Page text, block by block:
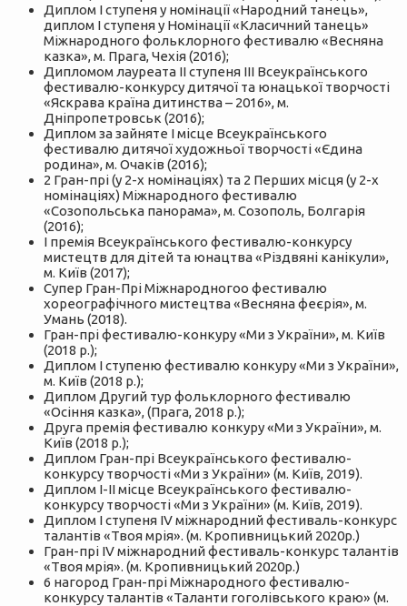
Диплом І ступеня у номінації «Народний танець»,
диплом І ступеня у Номінації «Класичний танець»
Міжнародного фольклорного фестивалю «Весняна
казка», м. Прага, Чехія (2016);
Дипломом лауреата ІІ ступеня ІІІ Всеукраїнського
фестивалю-конкурсу дитячої та юнацької творчості
«Яскрава країна дитинства – 2016», м.
Дніпропетровськ (2016);
Диплом за зайняте І місце Всеукраїнського
фестивалю дитячої художньої творчості «Єдина
родина», м. Очаків (2016);
2 Гран-прі (у 2-х номінаціях) та 2 Перших місця (у 2-х
номінаціях) Міжнародного фестивалю
«Созопольська панорама», м. Созополь, Болгарія
(2016);
І премія Всеукраїнського фестивалю-конкурсу
мистецтв для дітей та юнацтва «Різдвяні канікули»,
м. Київ (2017);
Супер Гран-Прі Міжнародногоо фестивалю
хореографічного мистецтва «Весняна феєрія», м.
Умань (2018).
Гран-прі фестивалю-конкуру «Ми з України», м. Київ
(2018 р.);
Диплом I ступеню фестивалю конкуру «Ми з України»,
м. Київ (2018 р.);
Диплом Другий тур фольклорного фестивалю
«Осіння казка», (Прага, 2018 р.);
Друга премія фестивалю конкуру «Ми з України», м.
Київ (2018 р.);
Диплом Гран-прі Всеукраїнського фестивалю-
конкурсу творчості «Ми з України» (м. Київ, 2019).
Диплом І-ІІ місце Всеукраїнського фестивалю-
конкурсу творчості «Ми з України» (м. Київ, 2019).
Диплом I ступеня IV міжнародний фестиваль-конкурс
талантів «Твоя мрія». (м. Кропивницький 2020р.)
Гран-прі IV міжнародний фестиваль-конкурс талантів
«Твоя мрія». (м. Кропивницький 2020р.)
6 нагород Гран-прі Міжнародного фестивалю-
конкурсу талантів «Таланти гоголівського краю» (м.